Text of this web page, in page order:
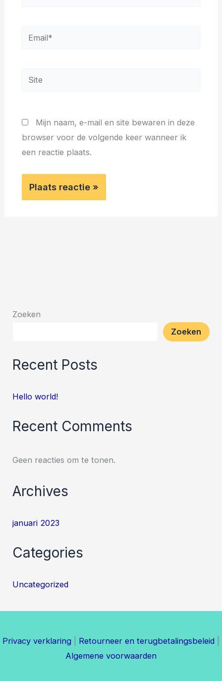
Email*
Site
Mijn naam, e-mail en site bewaren in deze
browser voor de volgende keer wanneer ik
een reactie plaats.
Zoeken
Zoeken
Recent Posts
Hello world!
Recent Comments
Geen reacties om te tonen.
Archives
januari 2023
Categories
Uncategorized
Privacy verklaring Retourneer en terugbetalingsbeleid
Algemene voorwaarden